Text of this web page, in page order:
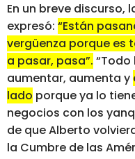
En un breve discurso,
expresó: “Están
vergüenza porque es
a pasar, pasa”. “Todo
aumentar, aumenta y
lado porque ya lo
negocios con los
de que Alberto
la Cumbre de las